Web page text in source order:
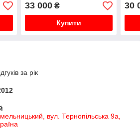
33 000₴
Купити
30
за рік
вул. Тернопільська 9а,